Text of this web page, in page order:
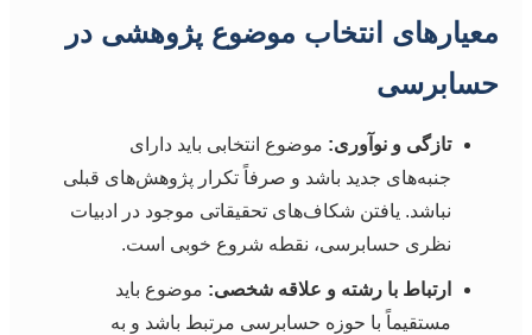
معیارهای انتخاب موضوع پژوهشی در
حسابرسی
تازگی و نوآوری: موضوع انتخابی باید دارای
جنبه‌های جدید باشد و صرفاً تکرار پژوهش‌های قبلی
نباشد. یافتن شکاف‌های تحقیقاتی موجود در ادبیات
نظری حسابرسی، نقطه شروع خوبی است.
ارتباط با رشته و علاقه شخصی: موضوع باید
مستقیماً با حوزه حسابرسی مرتبط باشد و به